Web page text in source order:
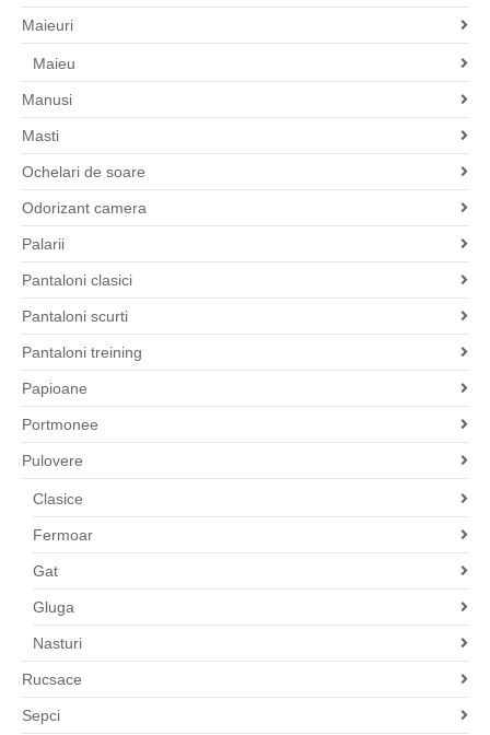
Maieuri
Maieu
Manusi
Masti
Ochelari de soare
Odorizant camera
Palarii
Pantaloni clasici
Pantaloni scurti
Pantaloni treining
Papioane
Portmonee
Pulovere
Clasice
Fermoar
Gat
Gluga
Nasturi
Rucsace
Sepci